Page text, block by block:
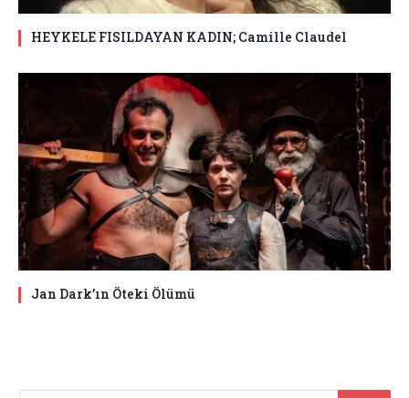
HEYKELE FISILDAYAN KADIN; Camille Claudel
Jan Dark’ın Öteki Ölümü